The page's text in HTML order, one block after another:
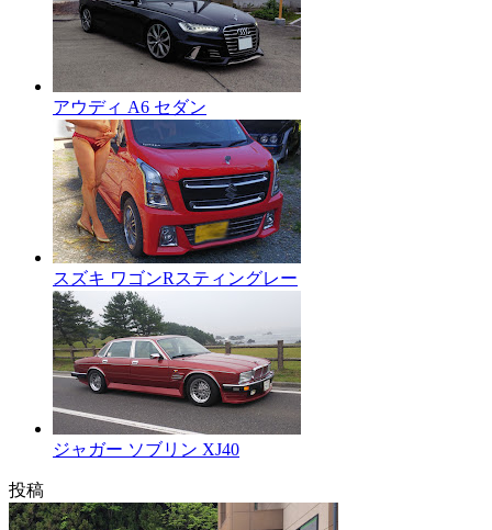
アウディ A6 セダン
スズキ ワゴンRスティングレー
ジャガー ソブリン XJ40
投稿